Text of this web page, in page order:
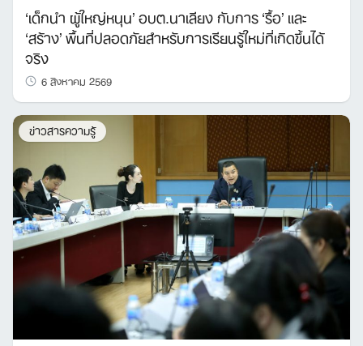
‘เด็กนำ ผู้ใหญ่หนุน’ อบต.นาเลียง กับการ ‘รื้อ’ และ
‘สร้าง’ พื้นที่ปลอดภัยสำหรับการเรียนรู้ใหม่ที่เกิดขึ้นได้
จริง
6 สิงหาคม 2569
ข่าวสารความรู้